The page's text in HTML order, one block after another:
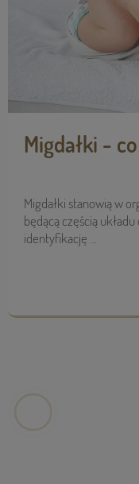
Migdałki -
Migdałki stanowią w
będącą częścią
identyfikację ...